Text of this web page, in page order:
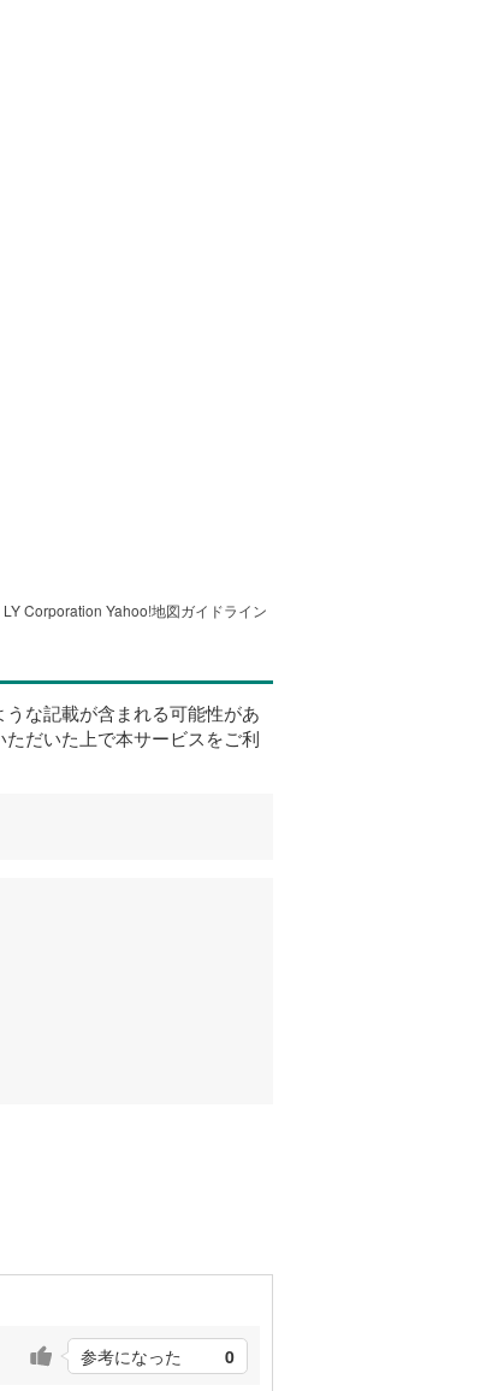
LY Corporation Yahoo!地図ガイドライン
な記載が含まれる可能性があ
だいた上で本サービスをご利
参考になった 0